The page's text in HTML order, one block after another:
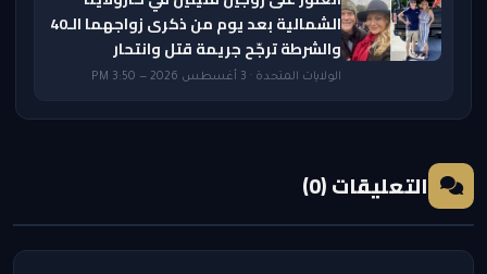
الشمالية بعد يوم من ذكرى زواجهما الـ40
والشرطة ترجّح جريمة قتل وانتحار
الولايات المتحدة · 3 أغسطس 2026 — 3:50 PM
التعليقات (0)